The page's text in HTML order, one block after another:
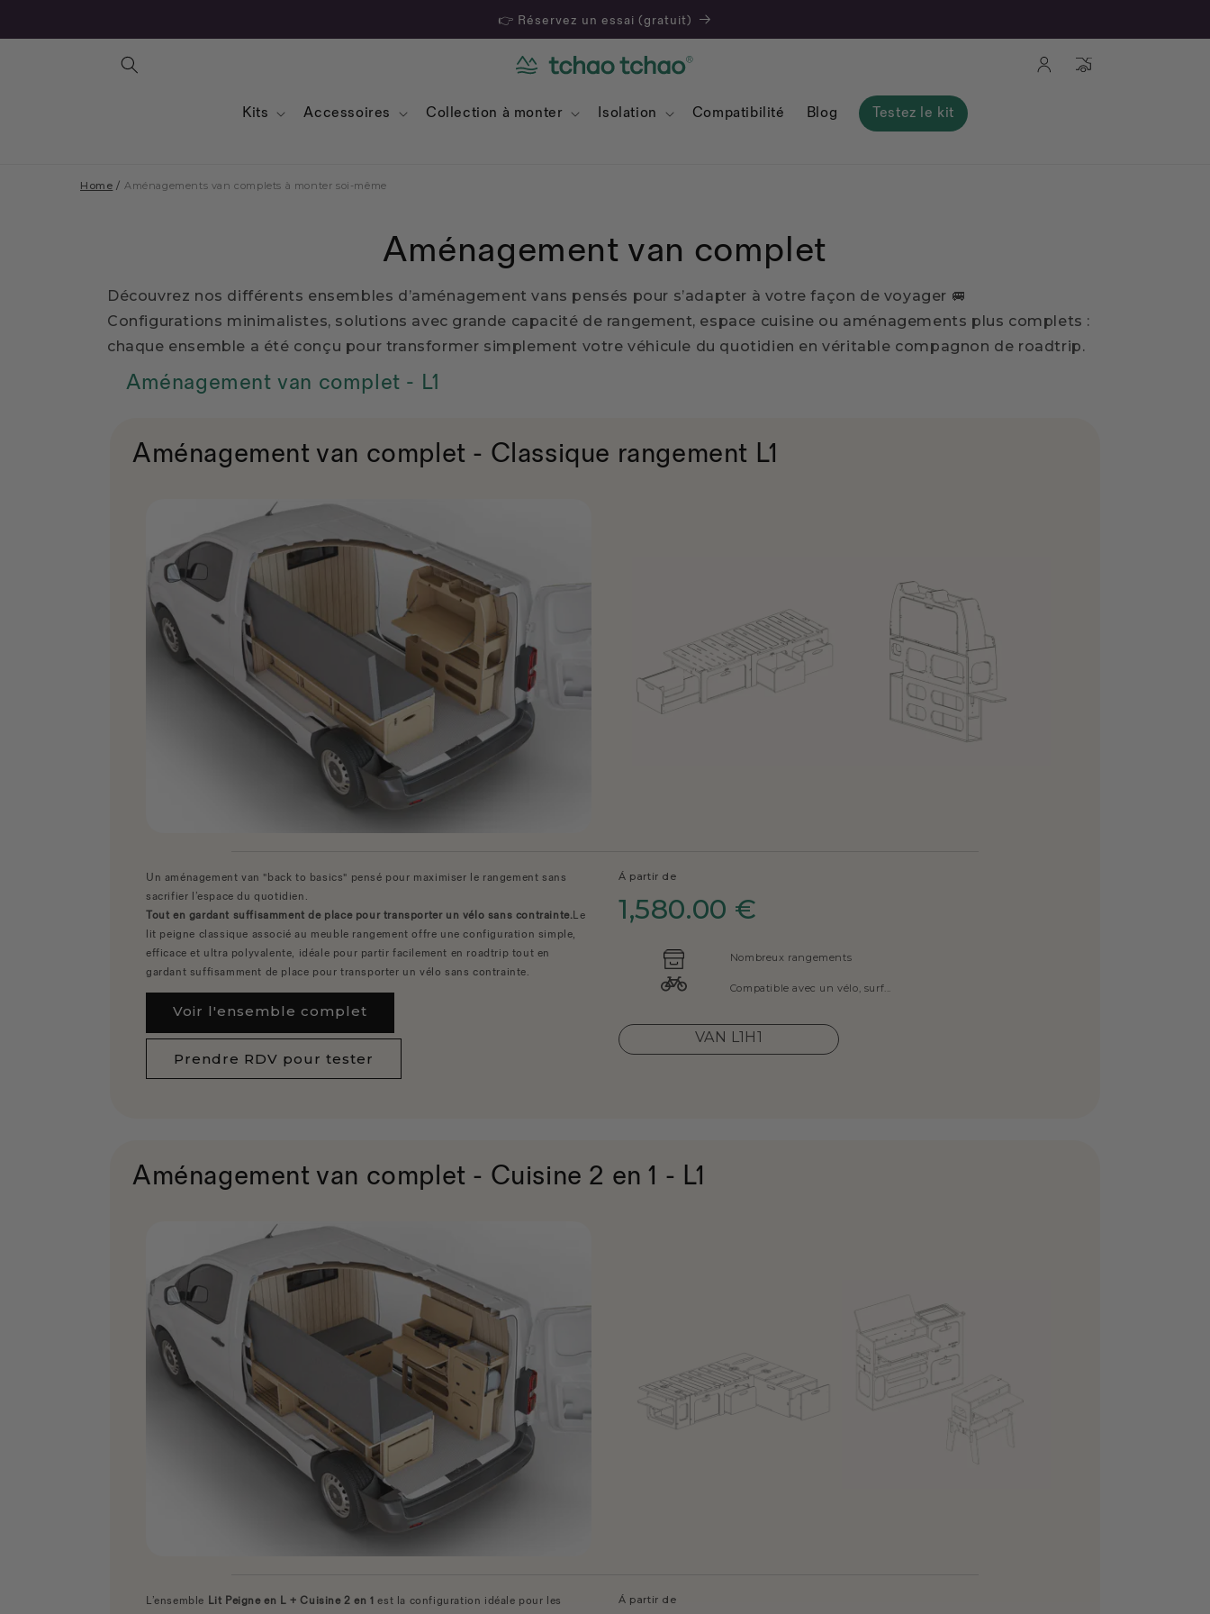
👉 Réservez un essai (gratuit)
Kits Accessoires Collection à monter Isolation Compatibilité Blog Testez le kit
ConnexionPanier
Home / Aménagements van complets à monter soi-même
Aménagement van complet
Découvrez nos différents ensembles d’aménagement vans pensés pour s’adapter à votre façon de voyager 🚐
Configurations minimalistes, solutions avec grande capacité de rangement, espace cuisine ou aménagements plus complets :
chaque ensemble a été conçu pour transformer simplement votre véhicule du quotidien en véritable compagnon de roadtrip.
Aménagement van complet - L1
Aménagement van complet - Classique rangement L1
Un aménagement van "back to basics" pensé pour maximiser le rangement sans
sacrifier l’espace du quotidien.
Tout en gardant suffisamment de place pour transporter un vélo sans contrainte.Le
lit peigne classique associé au meuble rangement offre une configuration simple,
efficace et ultra polyvalente, idéale pour partir facilement en roadtrip tout en
gardant suffisamment de place pour transporter un vélo sans contrainte.
Voir l'ensemble complet
Prendre RDV pour tester
Á partir de
1,580.00 €
Nombreux rangements
Compatible avec un vélo, surf...
VAN L1H1
Aménagement van complet - Cuisine 2 en 1 - L1
L’ensemble Lit Peigne en L + Cuisine 2 en 1 est la configuration idéale pour les
Á partir de